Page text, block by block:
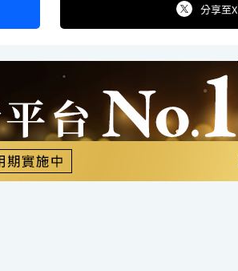
分享至X